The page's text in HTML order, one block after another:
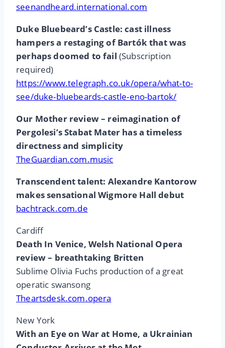
seenandheard.international.com
Duke Bluebeard’s Castle: cast illness
hampers a restaging of Bartók that was
perhaps doomed to fail (Subscription
required)
https://www.telegraph.co.uk/opera/what-to-
see/duke-bluebeards-castle-eno-bartok/
Our Mother review – reimagination of
Pergolesi’s Stabat Mater has a timeless
directness and simplicity
TheGuardian.com.music
Transcendent talent: Alexandre Kantorow
makes sensational Wigmore Hall debut
bachtrack.com.de
Cardiff
Death In Venice, Welsh National Opera
review – breathtaking Britten
Sublime Olivia Fuchs production of a great
operatic swansong
Theartsdesk.com.opera
New York
With an Eye on War at Home, a Ukrainian